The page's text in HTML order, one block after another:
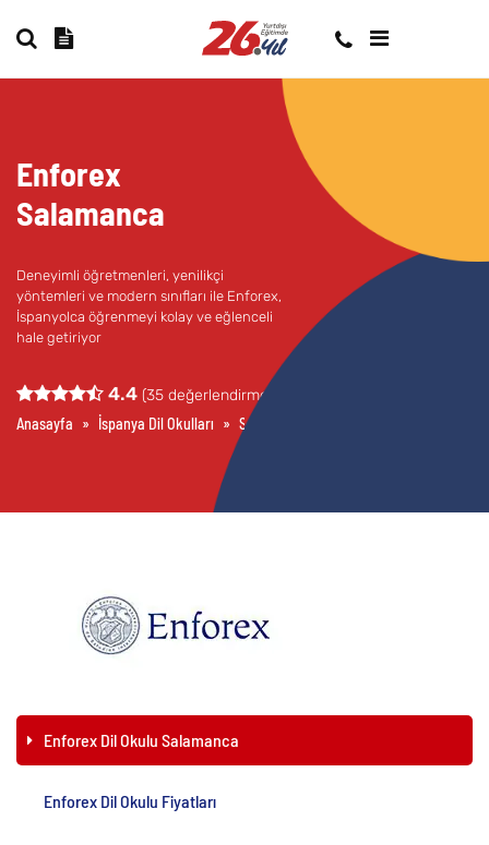
Enforex
Salamanca
Deneyimli öğretmenleri, yenilikçi
yöntemleri ve modern sınıfları ile Enforex,
İspanyolca öğrenmeyi kolay ve eğlenceli
hale getiriyor
4.4 (35 değerlendirme)
Anasayfa » İspanya Dil Okulları » Salamanca Dil Okulları
Enforex Dil Okulu Salamanca
Enforex Dil Okulu Fiyatları